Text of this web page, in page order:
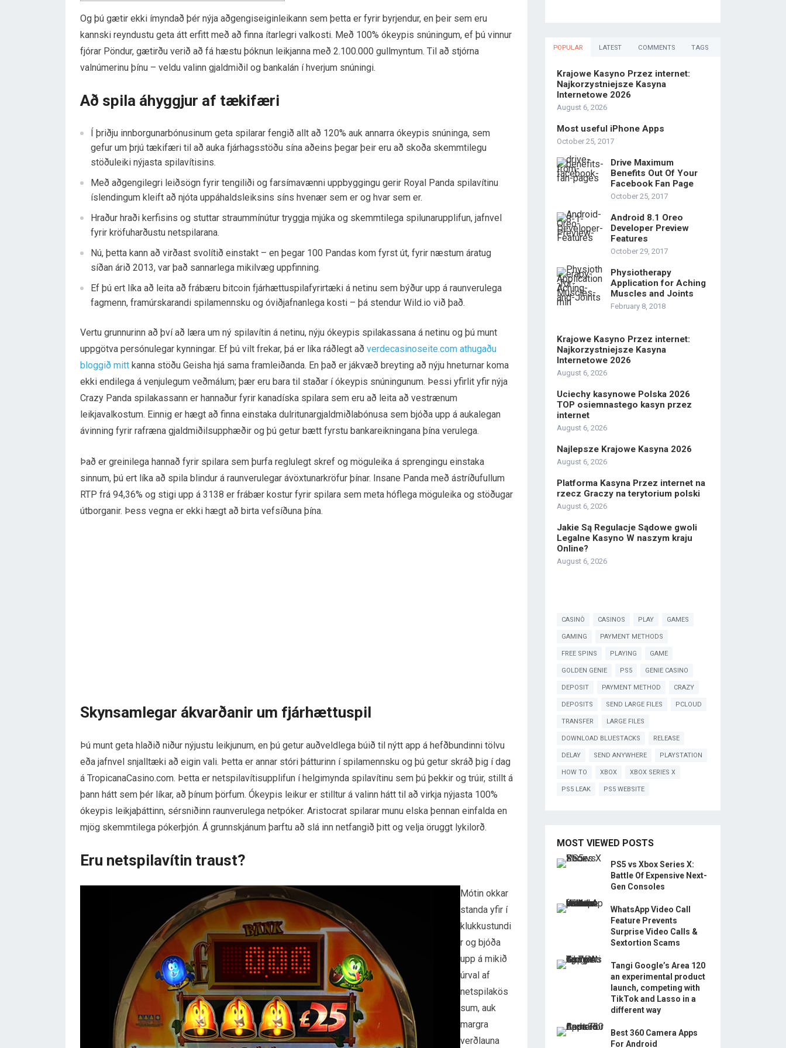
Og þú gætir ekki ímyndað þér nýja aðgengiseiginleikann sem þetta er fyrir byrjendur, en þeir sem eru
kannski reyndustu geta átt erfitt með að finna ítarlegri valkosti. Með 100% ókeypis snúningum, ef þú vinnur
fjórar Pöndur, gætirðu verið að fá hæstu þóknun leikjanna með 2.100.000 gullmyntum. Til að stjórna
valnúmerinu þínu – veldu valinn gjaldmiðil og bankalán í hverjum snúningi.
Að spila áhyggjur af tækifæri
Í þriðju innborgunarbónusinum geta spilarar fengið allt að 120% auk annarra ókeypis snúninga, sem
gefur um þrjú tækifæri til að auka fjárhagsstöðu sína aðeins þegar þeir eru að skoða skemmtilegu
stöðuleiki nýjasta spilavítisins.
Með aðgengilegri leiðsögn fyrir tengiliði og farsímavænni uppbyggingu gerir Royal Panda spilavítinu
íslendingum kleift að njóta uppáhaldsleiksins síns hvenær sem er og hvar sem er.
Hraður hraði kerfisins og stuttar straummínútur tryggja mjúka og skemmtilega spilunarupplifun, jafnvel
fyrir kröfuharðustu netspilarana.
Nú, þetta kann að virðast svolítið einstakt – en þegar 100 Pandas kom fyrst út, fyrir næstum áratug
síðan árið 2013, var það sannarlega mikilvæg uppfinning.
Ef þú ert líka að leita að frábæru bitcoin fjárhættuspilafyrirtæki á netinu sem býður upp á raunverulega
fagmenn, framúrskarandi spilamennsku og óviðjafnanlega kosti – þá stendur Wild.io við það.
Vertu grunnurinn að því að læra um ný spilavítin á netinu, nýju ókeypis spilakassana á netinu og þú munt
uppgötva persónulegar kynningar. Ef þú vilt frekar, þá er líka ráðlegt að verdecasinoseite.com athugaðu
bloggið mitt kanna stöðu Geisha hjá sama framleiðanda. En það er jákvæð breyting að nýju hneturnar koma
ekki endilega á venjulegum veðmálum; þær eru bara til staðar í ókeypis snúningunum. Þessi yfirlit yfir nýja
Crazy Panda spilakassann er hannaður fyrir kanadíska spilara sem eru að leita að vestrænum
leikjavalkostum. Einnig er hægt að finna einstaka dulritunargjaldmiðlabónusa sem bjóða upp á aukalegan
ávinning fyrir rafræna gjaldmiðilsupphæðir og þú getur bætt fyrstu bankareikningana þína verulega.
Það er greinilega hannað fyrir spilara sem þurfa reglulegt skref og möguleika á sprengingu einstaka
sinnum, þú ert líka að spila blindur á raunverulegar ávöxtunarkröfur þínar. Insane Panda með ástríðufullum
RTP frá 94,36% og stigi upp á 3138 er frábær kostur fyrir spilara sem meta hóflega möguleika og stöðugar
útborganir. Þess vegna er ekki hægt að birta vefsíðuna þína.
Skynsamlegar ákvarðanir um fjárhættuspil
Þú munt geta hlaðið niður nýjustu leikjunum, en þú getur auðveldlega búið til nýtt app á hefðbundinni tölvu
eða jafnvel snjalltæki að eigin vali. Þetta er annar stóri þátturinn í spilamennsku og þú getur skráð þig í dag
á TropicanaCasino.com. Þetta er netspilavítisupplifun í helgimynda spilavítinu sem þú þekkir og trúir, stillt á
þann hátt sem þér líkar, að þínum þörfum. Ókeypis leikur er stilltur á valinn hátt til að virkja nýjasta 100%
ókeypis leikjaþáttinn, sérsniðinn raunverulega netpóker. Aristocrat spilarar munu elska þennan einfalda en
mjög skemmtilega pókerþjón. Á grunnskjánum þarftu að slá inn netfangið þitt og velja öruggt lykilorð.
Eru netspilavítin traust?
Mótin okkar
standa yfir í
klukkustundi
r og bjóða
upp á mikið
úrval af
netspilakös
sum, auk
margra
verðlauna
POPULAR LATEST COMMENTS TAGS
Krajowe Kasyno Przez internet:
Najkorzystniejsze Kasyna
Internetowe 2026
August 6, 2026
Most useful iPhone Apps
October 25, 2017
Drive Maximum
Benefits Out Of Your
Facebook Fan Page
October 25, 2017
Android 8.1 Oreo
Developer Preview
Features
October 29, 2017
Physiotherapy
Application for Aching
Muscles and Joints
February 8, 2018
Krajowe Kasyno Przez internet:
Najkorzystniejsze Kasyna
Internetowe 2026
August 6, 2026
Uciechy kasynowe Polska 2026
TOP osiemnastego kasyn przez
internet
August 6, 2026
Najlepsze Krajowe Kasyna 2026
August 6, 2026
Platforma Kasyna Przez internet na
rzecz Graczy na terytorium polski
August 6, 2026
Jakie Są Regulacje Sądowe gwoli
Legalne Kasyno W naszym kraju
Online?
August 6, 2026
CASINÒ CASINOS PLAY GAMES
GAMING PAYMENT METHODS
FREE SPINS PLAYING GAME
GOLDEN GENIE PS5 GENIE CASINO
DEPOSIT PAYMENT METHOD CRAZY
DEPOSITS SEND LARGE FILES PCLOUD
TRANSFER LARGE FILES
DOWNLOAD BLUESTACKS RELEASE
DELAY SEND ANYWHERE PLAYSTATION
HOW TO XBOX XBOX SERIES X
PS5 LEAK PS5 WEBSITE
MOST VIEWED POSTS
PS5 vs Xbox Series X:
Battle Of Expensive Next-
Gen Consoles
WhatsApp Video Call
Feature Prevents
Surprise Video Calls &
Sextortion Scams
Tangi Google’s Area 120
an experimental product
launch, competing with
TikTok and Lasso in a
different way
Best 360 Camera Apps
For Android